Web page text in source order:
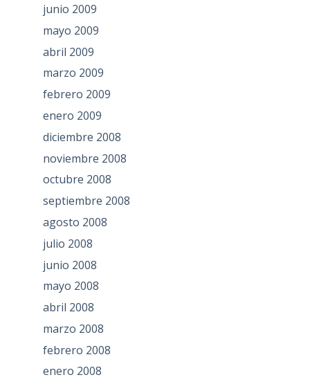
junio 2009
mayo 2009
abril 2009
marzo 2009
febrero 2009
enero 2009
diciembre 2008
noviembre 2008
octubre 2008
septiembre 2008
agosto 2008
julio 2008
junio 2008
mayo 2008
abril 2008
marzo 2008
febrero 2008
enero 2008